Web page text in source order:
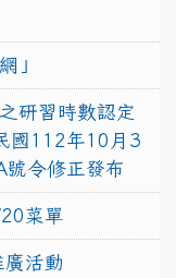
」
研習時數認定
國112年10月3
令修正發布
菜單
活動